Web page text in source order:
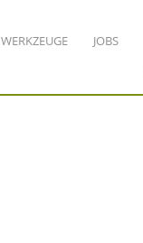
WERKZEUGE JOBS